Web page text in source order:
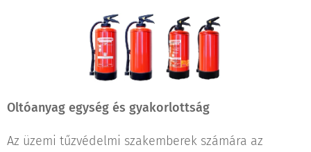
Oltóanyag egység és gyakorlottság
Az üzemi tűzvédelmi szakemberek számára az